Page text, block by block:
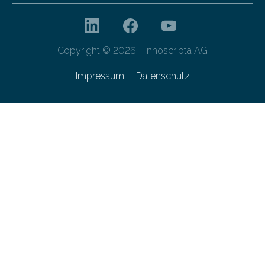
Copyright © 2026 - innoscripta AG
Impressum Datenschutz